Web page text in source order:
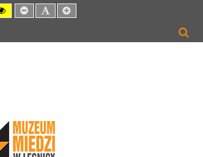
High
Contrast
mode
Set
Smaller
Set
Default
Set
Larger